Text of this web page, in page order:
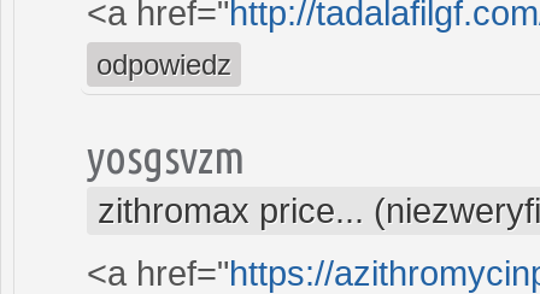
<a href="http://
odpowiedz
yosgsvzm
zithromax price...
<a href="https://